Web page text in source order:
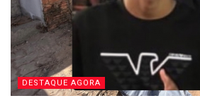
DESTAQUE AGORA